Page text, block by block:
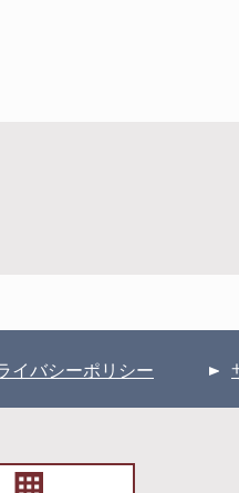
イバシーポリシー